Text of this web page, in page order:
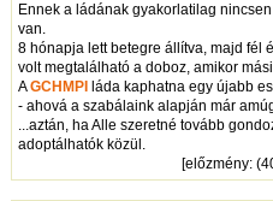
Ennek a ládának gyakorlatilag
van.
8 hónapja lett betegre állítva, majd fél
volt megtalálható a doboz, amikor
AGCHMPI
láda kaphatna egy újabb
- ahová a szabálaink alapján már
...aztán, ha Alle szeretné tovább
adoptálhatók közül.
[előzmény: